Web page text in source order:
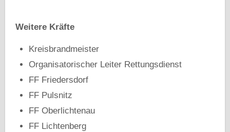
Weitere Kräfte
Kreisbrandmeister
Organisatorischer Leiter Rettungsdienst
FF Friedersdorf
FF Pulsnitz
FF Oberlichtenau
FF Lichtenberg